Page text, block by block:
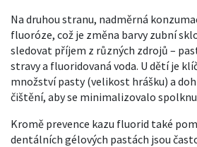
Na druhou stranu, nadměrná
fluoróze, což je změna barvy zubní
sledovat příjem z různých zdrojů –
stravy a fluoridovaná voda. U dětí je
množství pasty (velikost hrášku) a
čištění, aby se minimalizovalo
Kromě prevence kazu fluorid také
dentálních gélových pastách jsou